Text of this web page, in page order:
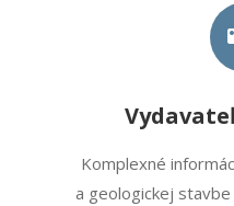
Komplexné
a geologickej